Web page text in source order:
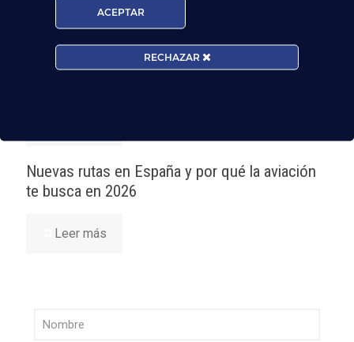
Leer más
¡Últimas plazas! Nuevo Curso TCP en Madrid
Nuevas rutas en España y por qué la aviación
te busca en 2026
Leer más
ACEPTAR
RECHAZAR